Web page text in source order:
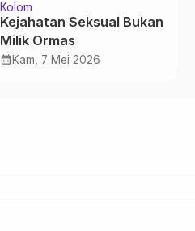
Kolom
Kejahatan Seksual Bukan
Milik Ormas
calendar_monthKam, 7 Mei 2026